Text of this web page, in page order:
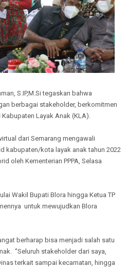
S.IP,M.Si tegaskan bahwa
berbagai stakeholder, berkomitmen
Layak Anak (KLA).
dari Semarang mengawali
kabupaten/kota layak anak tahun 2022
oleh Kementerian PPPA, Selasa
Wakil Bupati Blora hingga Ketua TP
untuk mewujudkan Blora
berharap bisa menjadi salah satu
‘’Seluruh stakeholder dari saya,
terkait sampai kecamatan, hingga